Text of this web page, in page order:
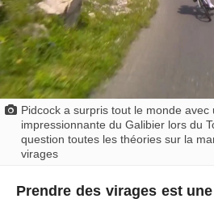
Pidcock a surpris tout le monde avec
impressionnante du Galibier lors du
question toutes les théories sur la
virages
Prendre des virages est